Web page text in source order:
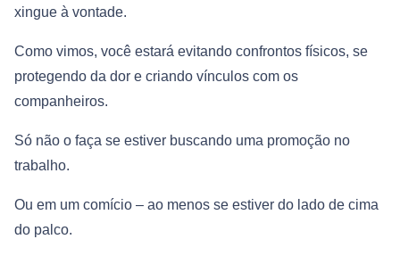
xingue à vontade.
Como vimos, você estará evitando confrontos físicos, se
protegendo da dor e criando vínculos com os
companheiros.
Só não o faça se estiver buscando uma promoção no
trabalho.
Ou em um comício – ao menos se estiver do lado de cima
do palco.